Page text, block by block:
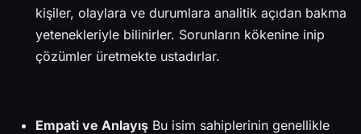
kişiler, olaylara ve durumlara analitik açıdan bakma
yetenekleriyle bilinirler. Sorunların kökenine inip
çözümler üretmekte ustadırlar.
Empati ve Anlayış Bu isim sahiplerinin genellikle